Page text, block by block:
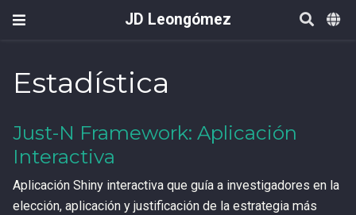
JD Leongómez
Estadística
Just-N Framework: Aplicación
Interactiva
Aplicación Shiny interactiva que guía a investigadores en la
elección, aplicación y justificación de la estrategia más